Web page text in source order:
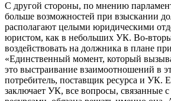
С другой стороны, по мнению
больше возможностей при взыскании
располагают целыми юридическими
юристом, как в небольших УК. Во-
воздействовать на должника в плане
«Единственный момент, который
это выстраивание взаимоотношений в
потребитель, поставщик ресурса и УК.
заключает УК, все вопросы, связанные